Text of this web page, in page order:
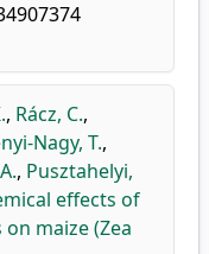
, Rácz, C.,
Nagy, T.,
, Pusztahelyi,
effects of
maize (Zea